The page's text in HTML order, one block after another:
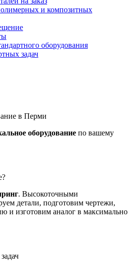
и композитных
оборудования
задач
в Перми
оборудование по вашему
. Высокоточными
детали, подготовим чертежи,
и изготовим аналог в максимально